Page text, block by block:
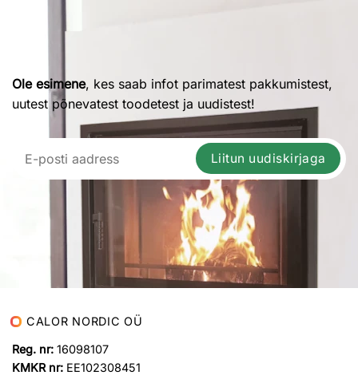
Ole esimene, kes saab infot parimatest pakkumistest,
uutest põnevatest toodetest ja uudistest!
Liitun uudiskirjaga
CALOR NORDIC OÜ
Reg. nr: 16098107
KMKR nr: EE102308451